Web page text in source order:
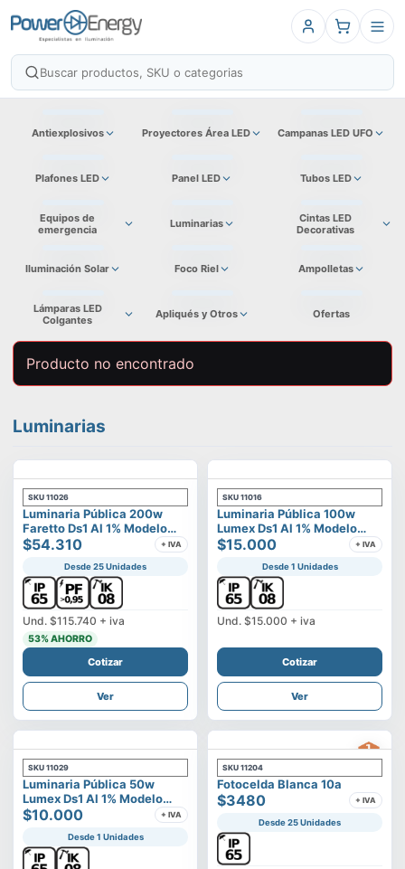
Antiexplosivos Proyectores Área LED Campanas LED UFO
Plafones LED Panel LED Tubos LED
Equipos de
emergencia
Luminarias
Cintas LED
Decorativas
Iluminación Solar Foco Riel Ampolletas
Lámparas LED
Colgantes
Apliqués y Otros Ofertas
Producto no encontrado
Luminarias
SKU 11026
Luminaria Pública 200w
Faretto Ds1 Al 1% Modelo
Calisto
$54.310 + IVA
Desde 25 Unidades
Und. $115.740 + iva
53% AHORRO
Cotizar
Ver
SKU 11016
Luminaria Pública 100w
Lumex Ds1 Al 1% Modelo
Vega
$15.000 + IVA
Desde 1 Unidades
Und. $15.000 + iva
Cotizar
Ver
SKU 11029
Luminaria Pública 50w
Lumex Ds1 Al 1% Modelo
Vega
$10.000 + IVA
Desde 1 Unidades
SKU 11204
Fotocelda Blanca 10a
$3480 + IVA
Desde 25 Unidades